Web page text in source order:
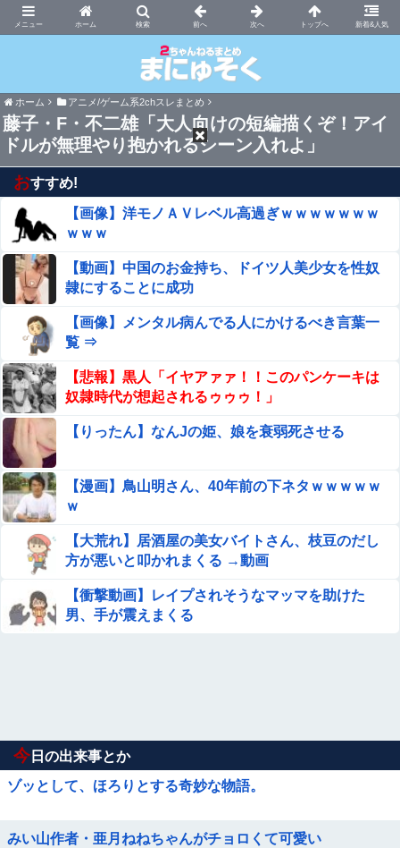
ホーム 新着&人気
まにゅそく 2chまとめニュース速報VIP
ホーム アニメ/ゲーム系2chスレまとめ
藤子・F・不二雄「大人向けの短編描くぞ！アイ
ドルが無理やり抱かれるシーン入れよ」
おすすめ!
【画像】洋モノＡＶレベル高過ぎｗｗｗｗｗｗｗ
ｗｗｗ
【動画】中国のお金持ち、ドイツ人美少女を性奴
隷にすることに成功
【画像】メンタル病んでる人にかけるべき言葉一
覧 ⇒
【悲報】黒人「イヤアァァ！！このパンケーキは
奴隷時代が想起されるゥゥゥ！」
【りったん】なんJの姫、娘を衰弱死させる
【漫画】鳥山明さん、40年前の下ネタｗｗｗｗｗ
ｗ
【大荒れ】居酒屋の美女バイトさん、枝豆のだし
方が悪いと叩かれまくる →動画
【衝撃動画】レイプされそうなマッマを助けた
男、手が震えまくる
今 日の出来事とか
ゾッとして、ほろりとする奇妙な物語。
みい山作者・亜月ねねちゃんがチョロくて可愛い